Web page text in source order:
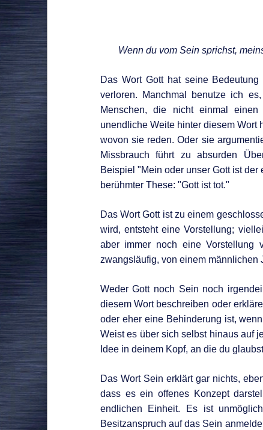
Wenn du vom Sein sprichst,
Das Wort Gott hat seine
verloren. Manchmal benutze ich
Menschen, die nicht einmal
unendliche Weite hinter diesem Wort
wovon sie reden. Oder sie
Missbrauch führt zu absurden
Beispiel "Mein oder unser Gott ist
berühmter These: "Gott ist tot."
Das Wort Gott ist zu einem
wird, entsteht eine Vorstellung;
aber immer noch eine Vorstellung
zwangsläufig, von einem männlichen
Weder Gott noch Sein noch
diesem Wort beschreiben oder
oder eher eine Behinderung ist,
Weist es über sich selbst hinaus auf
Idee in deinem Kopf, an die du
Das Wort Sein erklärt gar nichts,
dass es ein offenes Konzept
endlichen Einheit. Es ist
Besitzanspruch auf das Sein